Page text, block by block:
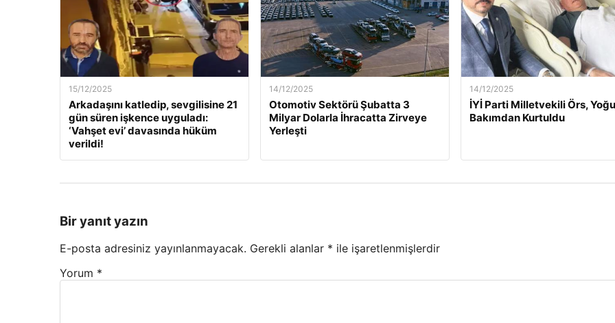
15/12/2025
Arkadaşını katledip, sevgilisine 21
gün süren işkence uyguladı:
‘Vahşet evi’ davasında hüküm
verildi!
14/12/2025
Otomotiv Sektörü Şubatta 3
Milyar Dolarla İhracatta Zirveye
Yerleşti
14/12/2025
İYİ Parti Milletvekili Örs,
Bakımdan Kurtuldu
Bir yanıt yazın
E-posta adresiniz yayınlanmayacak. Gerekli alanlar * ile işaretlenmişlerdir
Yorum *